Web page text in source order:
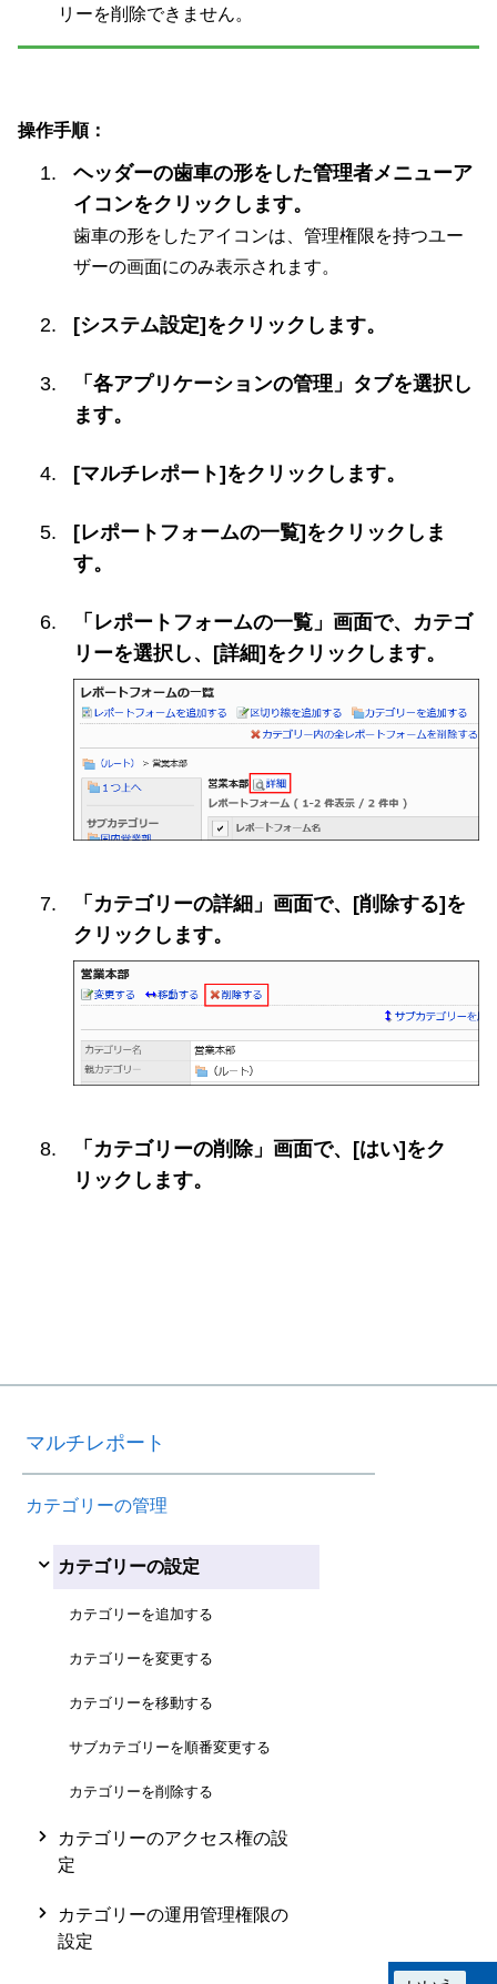
リーを削除できません。
操作手順：
ヘッダーの歯車の形をした管理者メニューア
イコンをクリックします。
歯車の形をしたアイコンは、管理権限を持つユー
ザーの画面にのみ表示されます。
[システム設定]をクリックします。
「各アプリケーションの管理」タブを選択し
ます。
[マルチレポート]をクリックします。
[レポートフォームの一覧]をクリックしま
す。
「レポートフォームの一覧」画面で、カテゴ
リーを選択し、[詳細]をクリックします。
「カテゴリーの詳細」画面で、[削除する]を
クリックします。
「カテゴリーの削除」画面で、[はい]をク
リックします。
マルチレポート
カテゴリーの管理
カテゴリーの設定
カテゴリーを追加する
カテゴリーを変更する
カテゴリーを移動する
サブカテゴリーを順番変更する
カテゴリーを削除する
カテゴリーのアクセス権の設
定
カテゴリーの運用管理権限の
設定